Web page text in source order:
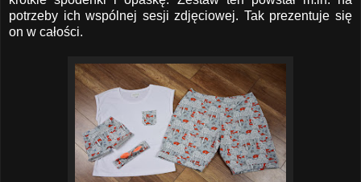
potrzeby ich wspólnej sesji zdjęciowej. Tak prezentuje się
on w całości.